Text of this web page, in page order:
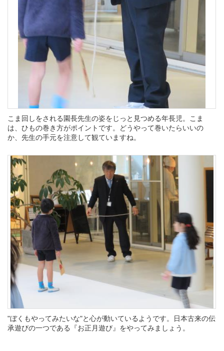
こま回しをされる園長先生の姿をじっと見つめる年長児。こま
は、ひもの巻き方がポイントです。どうやって巻いたらいいの
か、先生の手元を注意して観ていますね。
"ぼくもやってみたいな"と心が動いているようです。日本古来の伝
承遊びの一つである『お正月遊び』をやってみましょう。